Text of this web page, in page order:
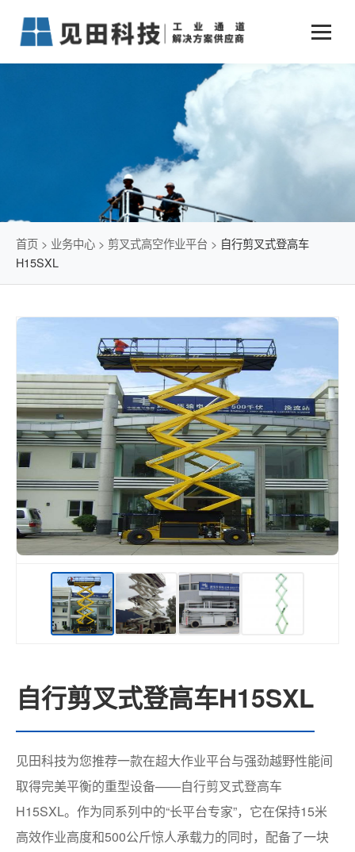
业务中心
仓储物流通道解决方案
智能立体库解决方案
简易升降机解决方案
新闻动态 +
传统仓储物流
石油化工行业
电商行业
发展历程
荣誉资质
首页 > 业务中心 > 剪叉式高空作业平台 > 自行剪叉式登高车
H15SXL
自行剪叉式登高车H15SXL
见田科技为您推荐一款在超大作业平台与强劲越野性能间
取得完美平衡的重型设备——自行剪叉式登高车
H15SXL。作为同系列中的“长平台专家”，它在保持15米
高效作业高度和500公斤惊人承载力的同时，配备了一块